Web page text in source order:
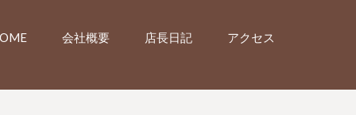
会社概要 店長日記 アクセス